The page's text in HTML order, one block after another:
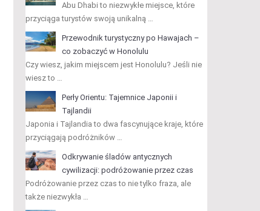
Abu Dhabi to niezwykłe miejsce, które
przyciąga turystów swoją unikalną …
Przewodnik turystyczny po Hawajach –
co zobaczyć w Honolulu
Czy wiesz, jakim miejscem jest Honolulu? Jeśli nie
wiesz to …
Perły Orientu: Tajemnice Japonii i
Tajlandii
Japonia i Tajlandia to dwa fascynujące kraje, które
przyciągają podróżników …
Odkrywanie śladów antycznych
cywilizacji: podróżowanie przez czas
Podróżowanie przez czas to nie tylko fraza, ale
także niezwykła …